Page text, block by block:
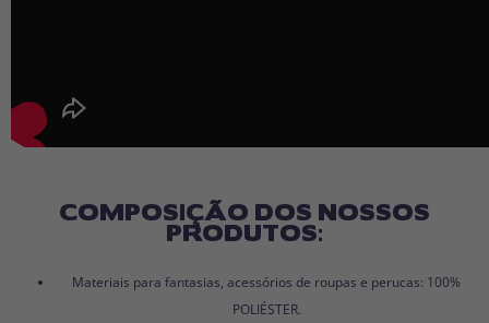
COMPOSIÇÃO DOS NOSSOS
PRODUTOS:
Materiais para fantasias, acessórios de roupas e perucas: 100%
POLIÉSTER.